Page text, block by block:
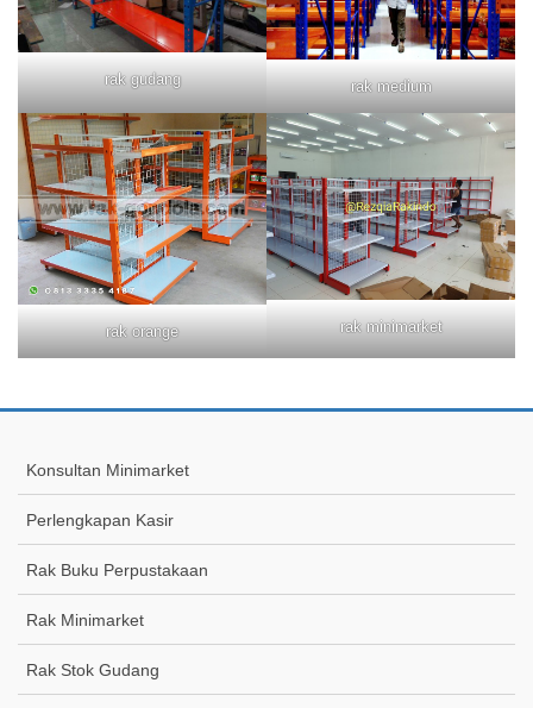
rak gudang rak medium
rak orange rak minimarket
Konsultan Minimarket
Perlengkapan Kasir
Rak Buku Perpustakaan
Rak Minimarket
Rak Stok Gudang